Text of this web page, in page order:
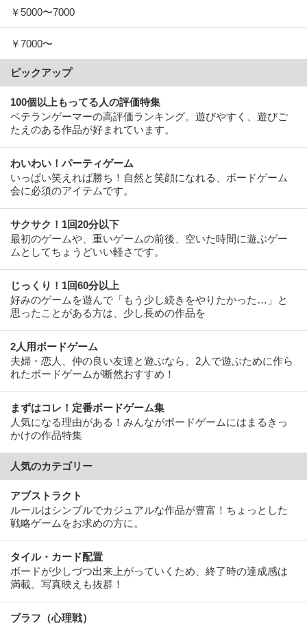
￥5000〜7000
￥7000〜
ピックアップ
100個以上もってる人の評価特集
ベテランゲーマーの高評価ランキング。遊びやすく、遊びご
たえのある作品が好まれています。
わいわい！パーティゲーム
いっぱい笑えれば勝ち！自然と笑顔になれる、ボードゲーム
会に必須のアイテムです。
サクサク！1回20分以下
最初のゲームや、重いゲームの前後、空いた時間に遊ぶゲー
ムとしてちょうどいい軽さです。
じっくり！1回60分以上
好みのゲームを遊んで「もう少し続きをやりたかった…」と
思ったことがある方は、少し長めの作品を
2人用ボードゲーム
夫婦・恋人、仲の良い友達と遊ぶなら、2人で遊ぶために作ら
れたボードゲームが断然おすすめ！
まずはコレ！定番ボードゲーム集
人気になる理由がある！みんながボードゲームにはまるきっ
かけの作品特集
人気のカテゴリー
アブストラクト
ルールはシンプルでカジュアルな作品が豊富！ちょっとした
戦略ゲームをお求めの方に。
タイル・カード配置
ボードが少しづつ出来上がっていくため、終了時の達成感は
満載。写真映えも抜群！
ブラフ（心理戦）